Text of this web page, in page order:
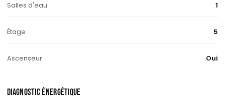
Salles d'eau 1
Étage 5
Ascenseur Oui
DIAGNOSTIC ÉNERGÉTIQUE